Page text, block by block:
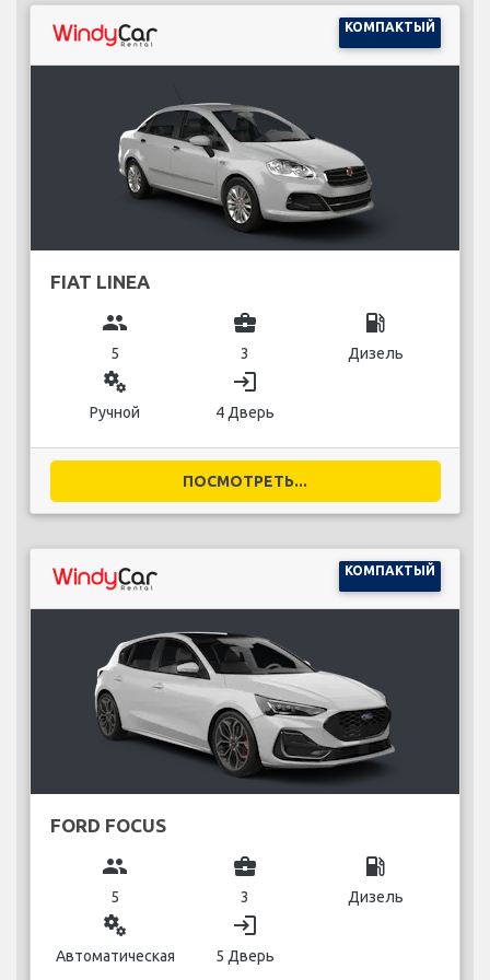
КОМПАКТЫЙ
FIAT LINEA
group
5
business_center
3
local_gas_station
Дизель
miscellaneous_services
Ручной
login
4 Дверь
ПОСМОТРЕТЬ...
КОМПАКТЫЙ
FORD FOCUS
group
5
business_center
3
local_gas_station
Дизель
miscellaneous_services
Автоматическая
login
5 Дверь